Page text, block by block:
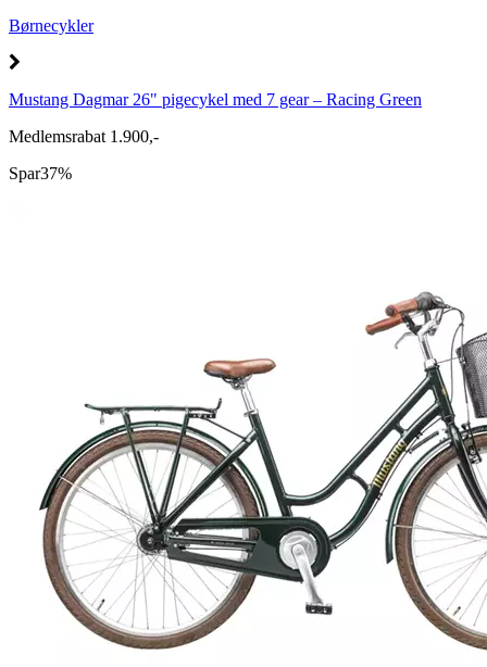
Børnecykler
Mustang Dagmar 26" pigecykel med 7 gear – Racing Green
Medlemsrabat 1.900,-
Spar37%